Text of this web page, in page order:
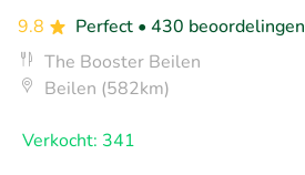
9.8 Perfect • 430 beoordelingen
The Booster Beilen
Beilen (582km)
Verkocht: 341